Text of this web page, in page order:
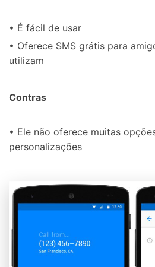
• É fácil de usar
• Oferece SMS grátis para
utilizam
Contras
• Ele não oferece muitas
personalizações